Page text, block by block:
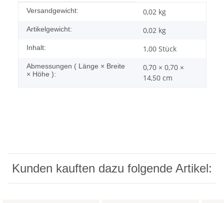
Produkteigenschaft
Wert
Versandgewicht: 0,02 kg
Artikelgewicht: 0,02 kg
Inhalt: 1,00 Stück
Abmessungen ( Länge × Breite
× Höhe ):
0,70 × 0,70 ×
14,50 cm
Kunden kauften dazu folgende Artikel: